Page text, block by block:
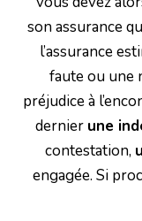
son assurance
l’assurance
faute ou une
préjudice à
dernier une
contestation,
engagée. Si